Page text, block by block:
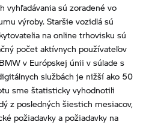
vyhľadávania sú zoradené vo
výroby. Staršie vozidlá sú
na online trhovisku sú
počet aktívnych používateľov
v Európskej únii v súlade s
službách je nižší ako 50
sme štatisticky vyhodnotili
z posledných šiestich mesiacov,
požiadavky a požiadavky na